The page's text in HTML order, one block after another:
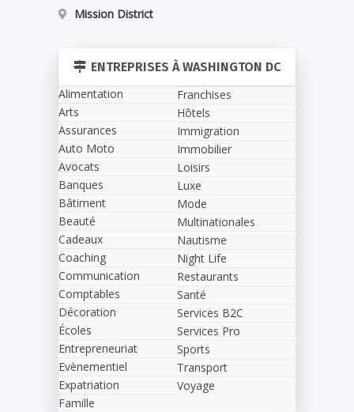
Mission District
ENTREPRISES À WASHINGTON DC
Alimentation
Arts
Assurances
Auto Moto
Avocats
Banques
Bâtiment
Beauté
Cadeaux
Coaching
Communication
Comptables
Décoration
Écoles
Entrepreneuriat
Evènementiel
Expatriation
Famille
Franchises
Hôtels
Immigration
Immobilier
Loisirs
Luxe
Mode
Multinationales
Nautisme
Night Life
Restaurants
Santé
Services B2C
Services Pro
Sports
Transport
Voyage